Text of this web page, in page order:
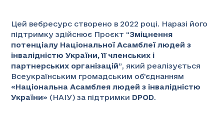
Цей вебресурс створено в 2022 році. Наразі його
підтримку здійснює Проєкт “Зміцнення
потенціалу Національної Асамблеї людей з
інвалідністю України, її членських і
партнерських організацій”, який реалізується
Всеукраїнським громадським об’єднанням
«Національна Асамблея людей з інвалідністю
України» (НАІУ) за підтримки DPOD.